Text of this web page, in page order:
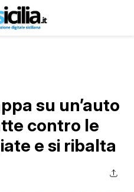
su un’auto
contro le
e si ribalta